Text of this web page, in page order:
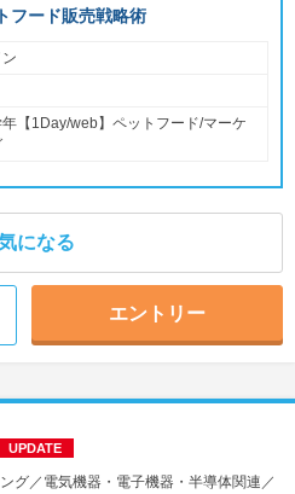
フード販売戦略術
【1Day/web】ペットフード/マーケ
になる
エントリー
グ／電気機器・電子機器・半導体関連／
UPDATE